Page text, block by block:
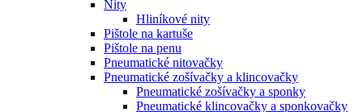
Nity
Hliníkové nity
Pištole na kartuše
Pištole na penu
Pneumatické nitovačky
Pneumatické zošívačky a klincovačky
Pneumatické zošívačky a sponky
Pneumatické klincovačky a sponkovačky